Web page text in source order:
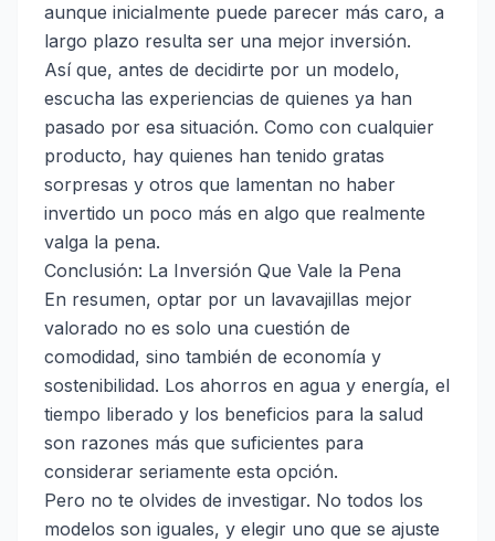
aunque inicialmente puede parecer más caro, a
largo plazo resulta ser una mejor inversión.
Así que, antes de decidirte por un modelo,
escucha las experiencias de quienes ya han
pasado por esa situación. Como con cualquier
producto, hay quienes han tenido gratas
sorpresas y otros que lamentan no haber
invertido un poco más en algo que realmente
valga la pena.
Conclusión: La Inversión Que Vale la Pena
En resumen, optar por un lavavajillas mejor
valorado no es solo una cuestión de
comodidad, sino también de economía y
sostenibilidad. Los ahorros en agua y energía, el
tiempo liberado y los beneficios para la salud
son razones más que suficientes para
considerar seriamente esta opción.
Pero no te olvides de investigar. No todos los
modelos son iguales, y elegir uno que se ajuste